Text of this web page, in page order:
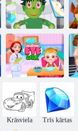
Monster
slimnīca
Baby Hazel acu
Krāsviela Trīs kārtas